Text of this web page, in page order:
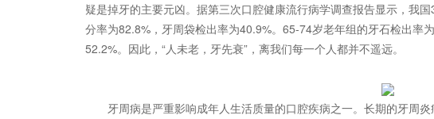
疑是掉牙的主要元凶。据第三次口腔健康流行病学调查报告显示，我
分率为82.8%，牙周袋检出率为40.9%。65-74岁老年组的牙石检出率
52.2%。因此，“人未老，牙先衰”，离我们每一个人都并不遥远。
牙周病是严重影响成年人生活质量的口腔疾病之一。长期的牙周